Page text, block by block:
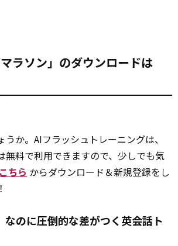
マラソン」のダウンロードは
うか。AIフラッシュトレーニングは、
無料で利用できますので、少しでも気
こちら からダウンロード＆新規登録をし
のに圧倒的な差がつく英会話ト